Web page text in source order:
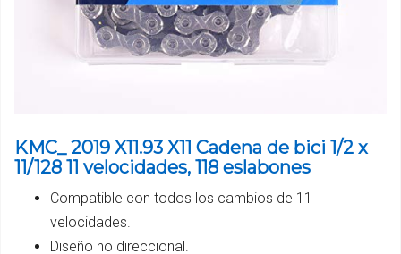
KMC_ 2019 X11.93 X11 Cadena de bici 1/2 x
11/128 11 velocidades, 118 eslabones
Compatible con todos los cambios de 11
velocidades.
Diseño no direccional.